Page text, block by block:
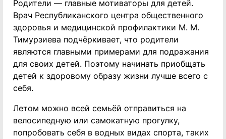
Родители — главные мотиваторы для детей.
Врач Республиканского центра общественного
здоровья и медицинской профилактики М. М.
Тимурзиева подчёркивает, что родители
являются главными примерами для подражания
для своих детей. Поэтому начинать приобщать
детей к здоровому образу жизни лучше всего с
себя.
Летом можно всей семьёй отправиться на
велосипедную или самокатную прогулку,
попробовать себя в водных видах спорта, таких